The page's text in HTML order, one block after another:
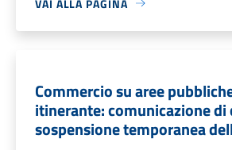
Commercio su aree
itinerante: comunicazione di
sospensione temporanea